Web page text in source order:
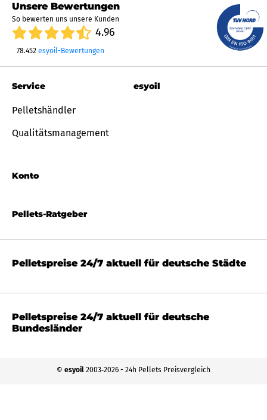
Unsere Bewertungen
So bewerten uns unsere Kunden
4.96
78.452 esyoil-Bewertungen
Pellets-Ratgeber
Service
Pelletshändler
Qualitätsmanagement
Konto
esyoil
Pelletspreise 24/7 aktuell für deutsche Städte
Pelletspreise 24/7 aktuell für deutsche
Bundesländer
© esyoil 2003‐2026 - 24h Pellets Preisvergleich